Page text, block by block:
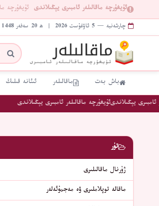
ئۇيغۇرچە ماقالىلەر ئامبىرى يېڭىلاندى ئۇيغۇرچە
چارشەنبە — 5 ئاۋغۇست 2026 | ھ 20 سەفەر 1448
باش بەت ماقالىلەر ئىئانە قىلىڭ
يېڭىلاندىئۇيغۇرچە ماقالىلەر ئامبىرى يېڭىلاندى
تۈر
ژۇرنال ماقالىلىرى
ماقالە توپلاملىرى ۋە مەجمۇئەلەر